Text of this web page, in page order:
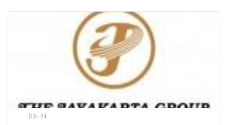
Pudjiadi Prestige Tbk is one of the first property
developers in Indonesia, having over 20 apartments,
D3 - S1